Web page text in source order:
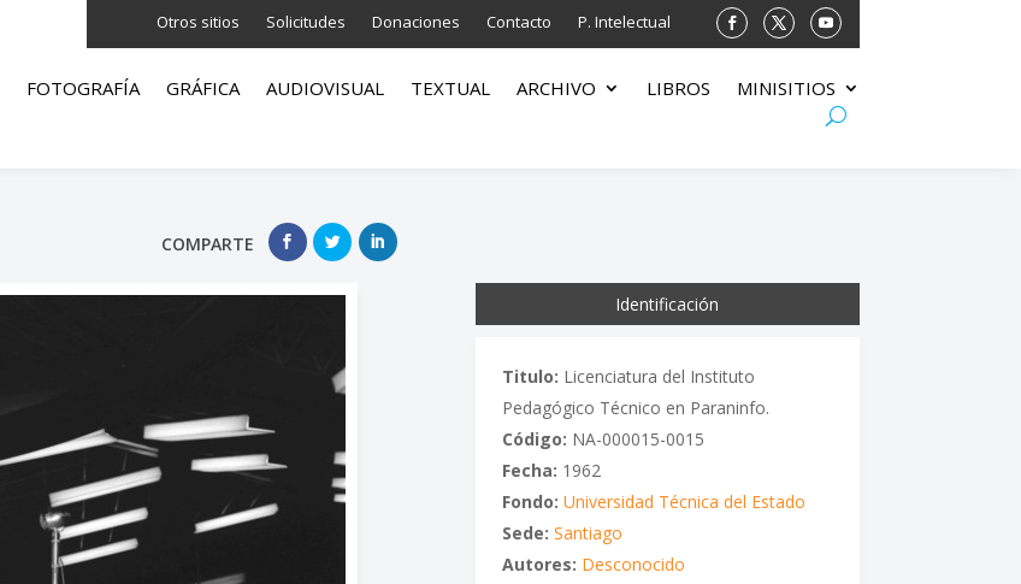
Otros sitios Solicitudes Donaciones Contacto P. Intelectual
FOTOGRAFÍA GRÁFICA AUDIOVISUAL TEXTUAL ARCHIVO LIBROS MINISITIOS
COMPARTE
Identificación
Titulo: Licenciatura del Instituto
Pedagógico Técnico en Paraninfo.
Código: NA-000015-0015
Fecha: 1962
Fondo: Universidad Técnica del Estado
Sede: Santiago
Autores: Desconocido